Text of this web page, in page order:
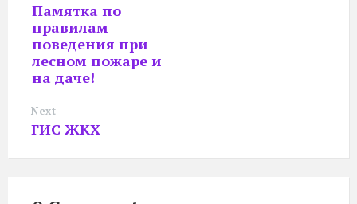
Памятка по
правилам
поведения при
лесном пожаре и
на даче!
Next
ГИС ЖКХ